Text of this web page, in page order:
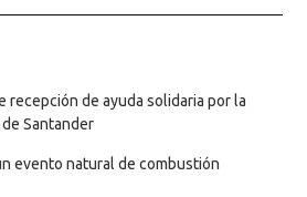
recepción de ayuda solidaria por la
Santander
evento natural de combustión